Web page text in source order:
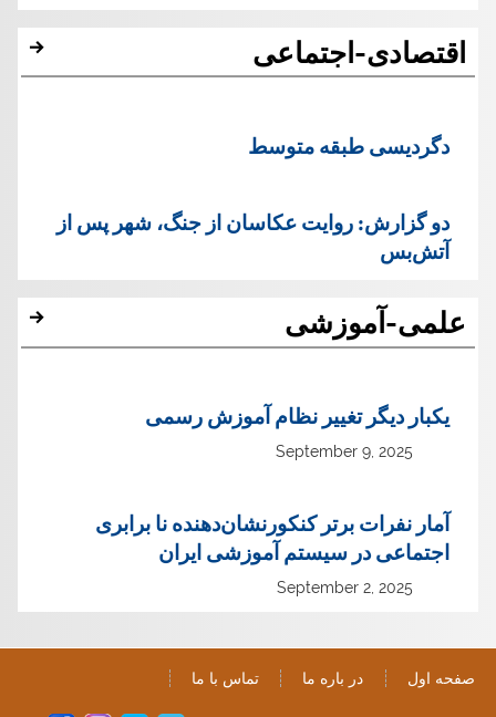
اقتصادی-اجتماعی
دگردیسی طبقه متوسط
دو گزارش: روایت عکاسان از جنگ، شهر پس از
آتش‌بس
علمی-آموزشی
یک‏بار دیگر تغییر نظام آموزش رسمی
September 9, 2025
آمار نفرات برتر کنکورنشان‌دهنده نا برابری
اجتماعی در سیستم آموزشی ایران
September 2, 2025
صفحه اول در باره ما تماس با ما